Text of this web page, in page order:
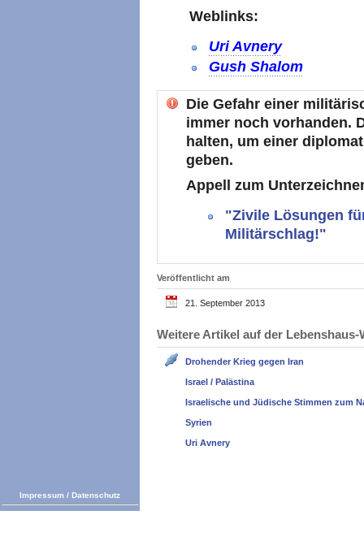
Weblinks:
Uri Avnery
Gush Shalom
Die Gefahr einer
immer noch vorhanden.
halten, um einer
geben.
Appell zum
"Zivile Lösungen
Militärschlag!"
Veröffentlicht am
21. September 2013
Weitere Artikel auf der
Drohender Krieg gegen Iran
Israel / Palästina
Israelische und Jüdische Stimmen zum
Syrien
Uri Avnery
Impressum / Datenschutz